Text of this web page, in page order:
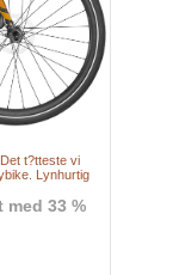
t?tteste vi
Lynhurtig
med 33 %